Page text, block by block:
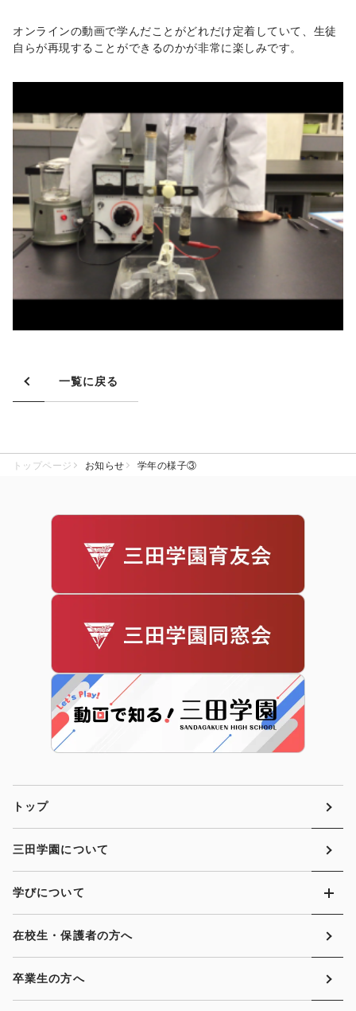
オンラインの動画で学んだことがどれだけ定着していて、生徒
自らが再現することができるのかが非常に楽しみです。
一覧に戻る
トップページ お知らせ 学年の様子③
トップ
三田学園について
学びについて
在校生・保護者の方へ
卒業生の方へ